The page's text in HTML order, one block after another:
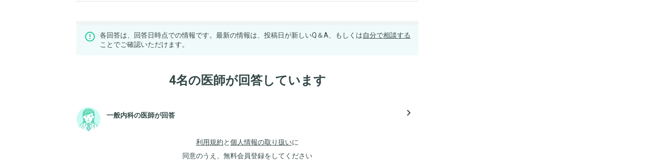
各回答は、回答日時点での情報です。最新の情報は、投稿日が新しいQ＆A、もしくは自分で相談する
ことでご確認いただけます。
4名の医師が回答しています
一般内科の医師が回答 navigate_next
利用規約と個人情報の取り扱いに
同意のうえ、無料会員登録をしてください